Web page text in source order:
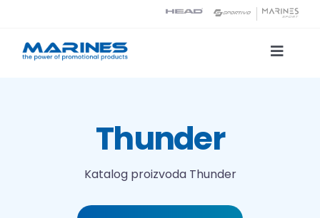
content
Toggle
Tehnologije tiskaThunder
Katalog proizvoda Thunder